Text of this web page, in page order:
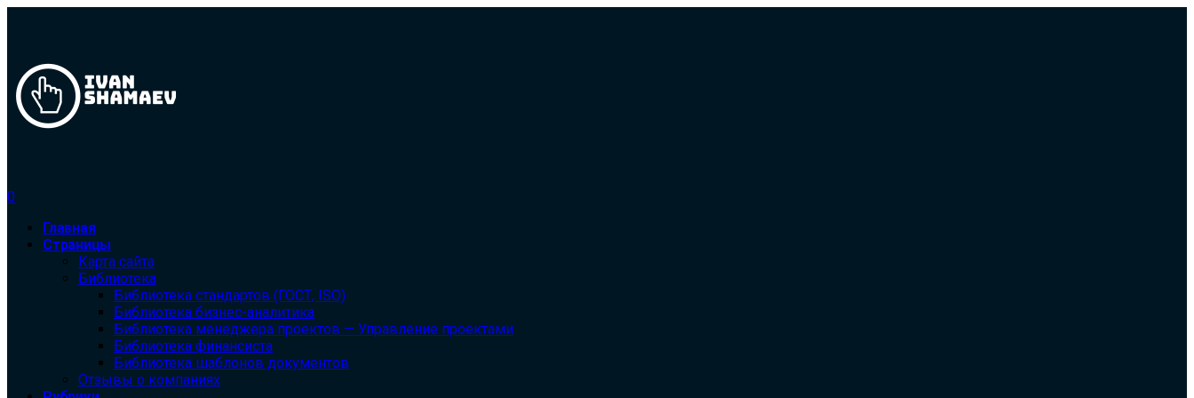
0
Главная
Страницы
Карта сайта
Библиотека
Библиотека cтандартов (ГОСТ, ISO)
Библиотека бизнес-аналитика
Библиотека менеджера проектов — Управление проектами
Библиотека финансиста
Библиотека шаблонов документов
Отзывы о компаниях